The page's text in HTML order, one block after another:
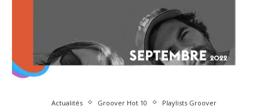
Actualités Groover Hot 10 Playlists Groover